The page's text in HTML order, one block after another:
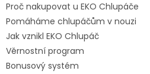
Proč nakupovat u EKO Chlupáče
Pomáháme chlupáčům v nouzi
Jak vznikl EKO Chlupáč
Věrnostní program
Bonusový systém